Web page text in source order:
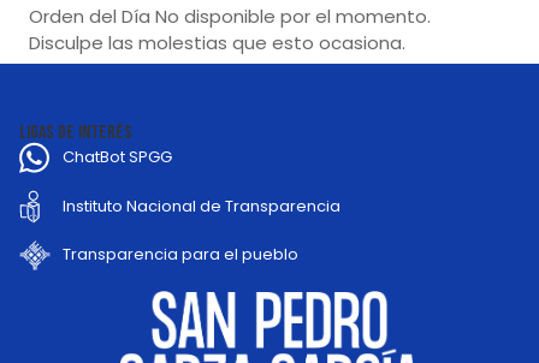
Orden del Día No disponible por el momento.
Disculpe las molestias que esto ocasiona.
LIGAS DE INTERÉS
ChatBot SPGG
Instituto Nacional de Transparencia
Transparencia para el pueblo